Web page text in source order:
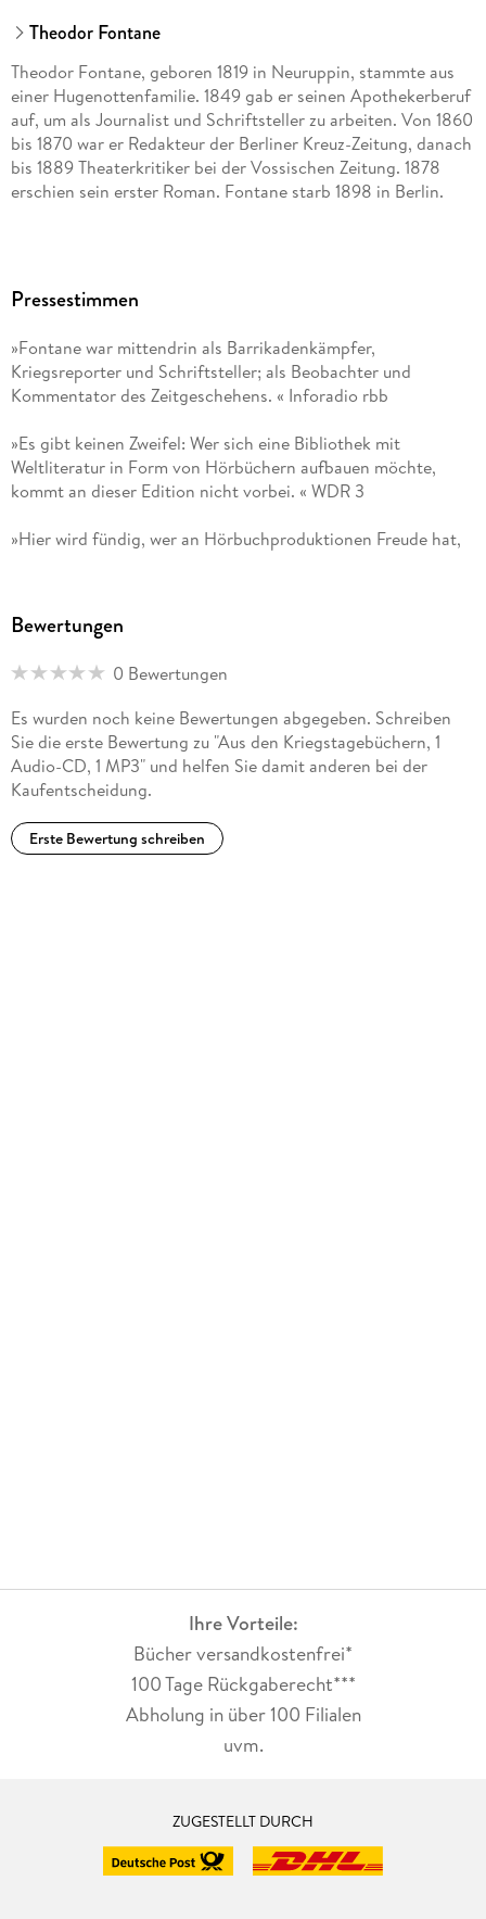
Theodor Fontane
Theodor Fontane, geboren 1819 in Neuruppin, stammte aus
einer Hugenottenfamilie. 1849 gab er seinen Apothekerberuf
auf, um als Journalist und Schriftsteller zu arbeiten. Von 1860
bis 1870 war er Redakteur der Berliner Kreuz-Zeitung, danach
bis 1889 Theaterkritiker bei der Vossischen Zeitung. 1878
erschien sein erster Roman. Fontane starb 1898 in Berlin.
Pressestimmen
»Fontane war mittendrin als Barrikadenkämpfer,
Kriegsreporter und Schriftsteller; als Beobachter und
Kommentator des Zeitgeschehens. « Inforadio rbb
»Es gibt keinen Zweifel: Wer sich eine Bibliothek mit
Weltliteratur in Form von Hörbüchern aufbauen möchte,
kommt an dieser Edition nicht vorbei. « WDR 3
»Hier wird fündig, wer an Hörbuchproduktionen Freude hat,
Hörbücher [. . .] besonders. « WAZ
»Die Hörbuch-Edition Große Werke. Große Stimmen. umfasst
herausragende Lesungen deutschsprachiger Sprecherinnen
und Sprecher, die in den Archiven der Rundfunkanstalten
schlummern. « SAARLÄNDISCHER RUNDFUNK
Bewertungen
0 Bewertungen
Es wurden noch keine Bewertungen abgegeben. Schreiben
Sie die erste Bewertung zu "Aus den Kriegstagebüchern, 1
Audio-CD, 1 MP3" und helfen Sie damit anderen bei der
Kaufentscheidung.
Erste Bewertung schreiben
Ihre Vorteile:
Bücher versandkostenfrei*
100 Tage Rückgaberecht***
Abholung in über 100 Filialen
uvm.
ZUGESTELLT DURCH